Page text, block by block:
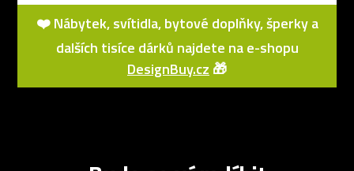
❤️ Nábytek, svítidla, bytové doplňky, šperky a
dalších tisíce dárků najdete na e-shopu
DesignBuy.cz 🎁